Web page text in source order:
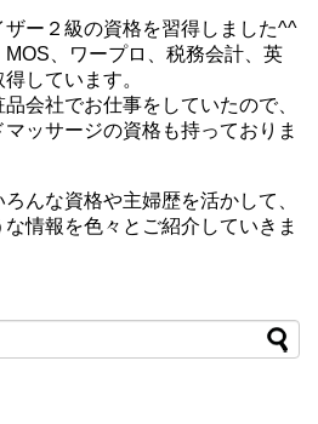
ー２級の資格を習得しました^^
、ワープロ、税務会計、英
しています。
会社でお仕事をしていたので、
ッサージの資格も持っておりま
んな資格や主婦歴を活かして、
情報を色々とご紹介していきま